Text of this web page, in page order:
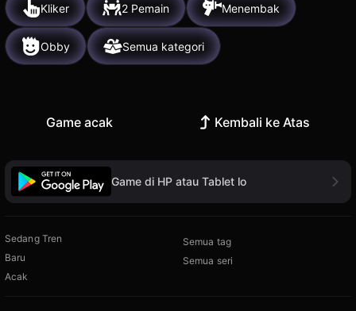
Kliker 2 Pemain Menembak
Obby Semua kategori
Game acak Kembali ke Atas
Game di HP atau Tablet lo
Sedang Tren
Baru
Acak
Semua tag
Semua seri